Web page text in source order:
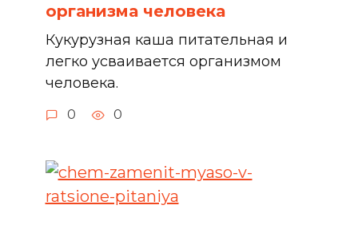
организма человека
Кукурузная каша питательная и
легко усваивается организмом
человека.
0 0